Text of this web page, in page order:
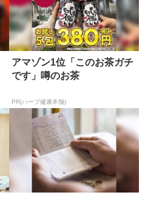
アマゾン1位「このお茶ガチ
です」噂のお茶
PR(ハーブ健康本舗)